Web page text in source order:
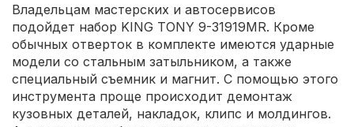
Владельцам мастерских и автосервисов
подойдет набор KING TONY 9-31919MR. Кроме
обычных отверток в комплекте имеются ударные
модели со стальным затыльником, а также
специальный съемник и магнит. С помощью этого
инструмента проще происходит демонтаж
кузовных деталей, накладок, клипс и молдингов.